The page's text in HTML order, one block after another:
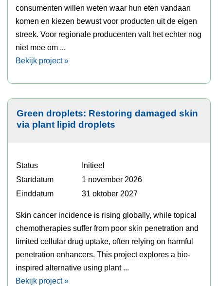
consumenten willen weten waar hun eten vandaan
komen en kiezen bewust voor producten uit de eigen
streek. Voor regionale producenten valt het echter nog
niet mee om ...
Bekijk project »
Green droplets: Restoring damaged skin
via plant lipid droplets
Status
Initieel
Startdatum
1 november 2026
Einddatum
31 oktober 2027
Skin cancer incidence is rising globally, while topical
chemotherapies suffer from poor skin penetration and
limited cellular drug uptake, often relying on harmful
penetration enhancers. This project explores a bio-
inspired alternative using plant ...
Bekijk project »